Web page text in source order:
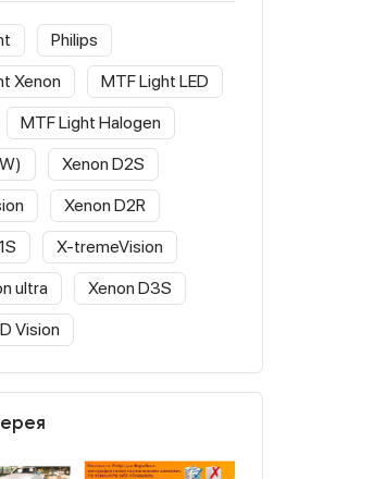
Philips
Xenon
MTF Light LED
MTF Light Halogen
Xenon D2S
Xenon D2R
X-tremeVision
ultra
Xenon D3S
Vision